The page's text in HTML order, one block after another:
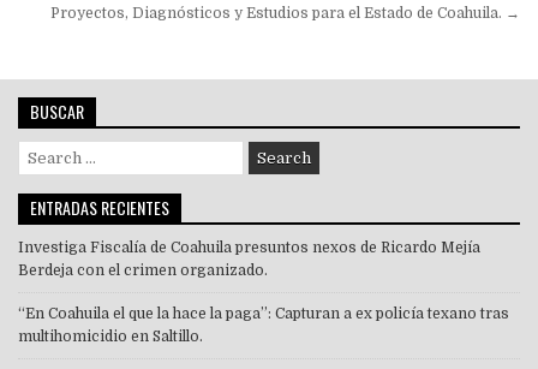
Proyectos, Diagnósticos y Estudios para el Estado de Coahuila. →
BUSCAR
Search
for:
ENTRADAS RECIENTES
Investiga Fiscalía de Coahuila presuntos nexos de Ricardo Mejía
Berdeja con el crimen organizado.
“En Coahuila el que la hace la paga”: Capturan a ex policía texano tras
multihomicidio en Saltillo.